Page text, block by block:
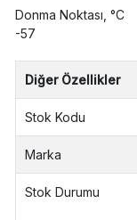
-57
Diğer Özellikler
Stok Kodu
Marka
Stok Durumu